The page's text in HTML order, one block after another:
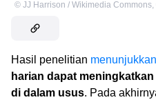
© JJ Harrison / Wikimedia Commons
Hasil penelitian menunjukkan
harian dapat
di dalam usus. Pada